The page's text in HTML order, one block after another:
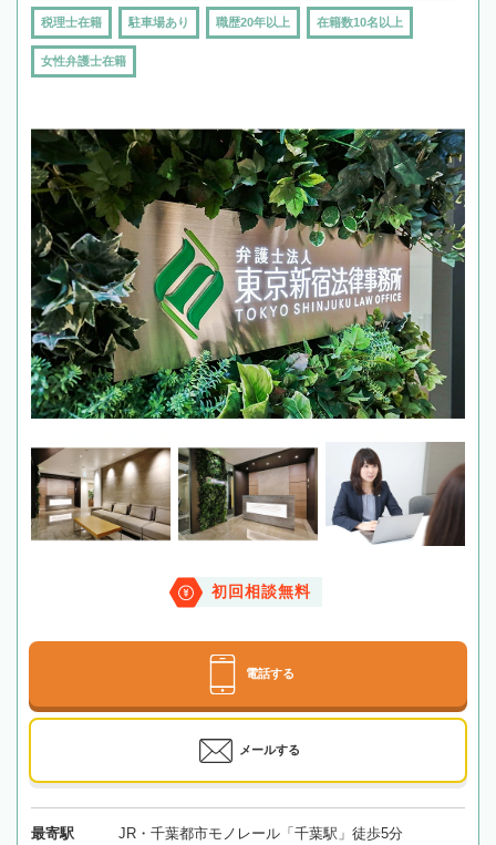
税理士在籍 駐車場あり 職歴20年以上 在籍数10名以上
女性弁護士在籍
初回相談無料
電話する
メールする
最寄駅 JR・千葉都市モノレール「千葉駅」徒歩5分